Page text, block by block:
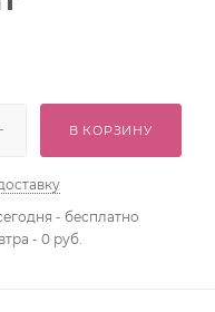
В КОРЗИНУ
- бесплатно
- 0 руб.